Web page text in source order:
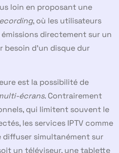
loin en proposant une
, où les utilisateurs
directement sur un
besoin d’un disque dur
est la possibilité de
écrans. Contrairement
qui limitent souvent le
les services IPTV comme
diffuser simultanément sur
un téléviseur, une tablette